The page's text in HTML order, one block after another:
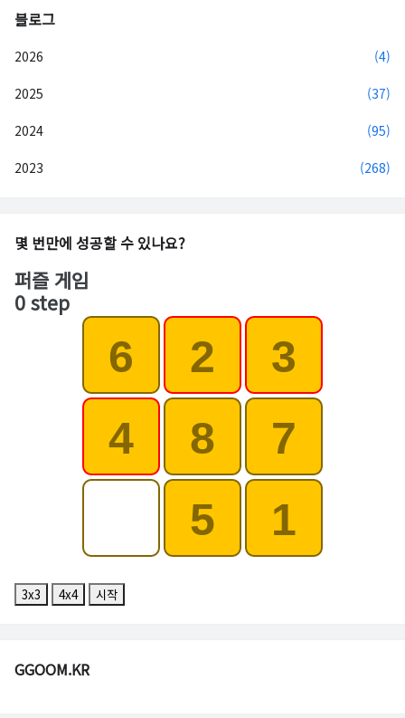
블로그
2026 (4)
2025 (37)
2024 (95)
2023 (268)
몇 번만에 성공할 수 있나요?
퍼즐 게임
0 step
6 2
3
4
8
7
5
1
3x3 4x4 시작
GGOOM.KR